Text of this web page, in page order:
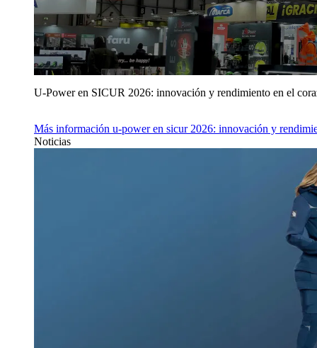
U‑Power en SICUR 2026: innovación y rendimiento en el
Más información u‑power en sicur 2026: innovación y
Noticias